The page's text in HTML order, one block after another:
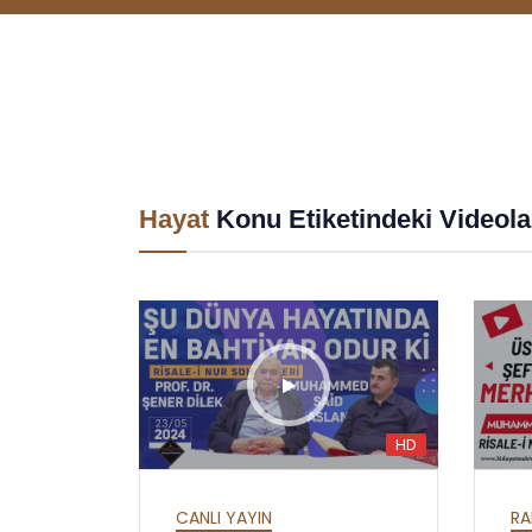
Hayat Konu Etiketindeki
HD
CANLI YAYIN
HD
HAFTALIK SOHBETLER
MEKTUBAT - YİRMİ